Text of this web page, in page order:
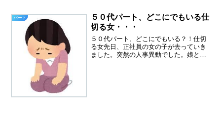
とドキドキして、メッセージを聞いてみ
ると、某派遣会社からでし...
パート
５０代パート、どこにでもいる仕
切る女・・・
５０代パート、どこにでもいる？！仕切
る女先日、正社員の女の子が去っていき
ました。突然の人事異動でした。娘と同